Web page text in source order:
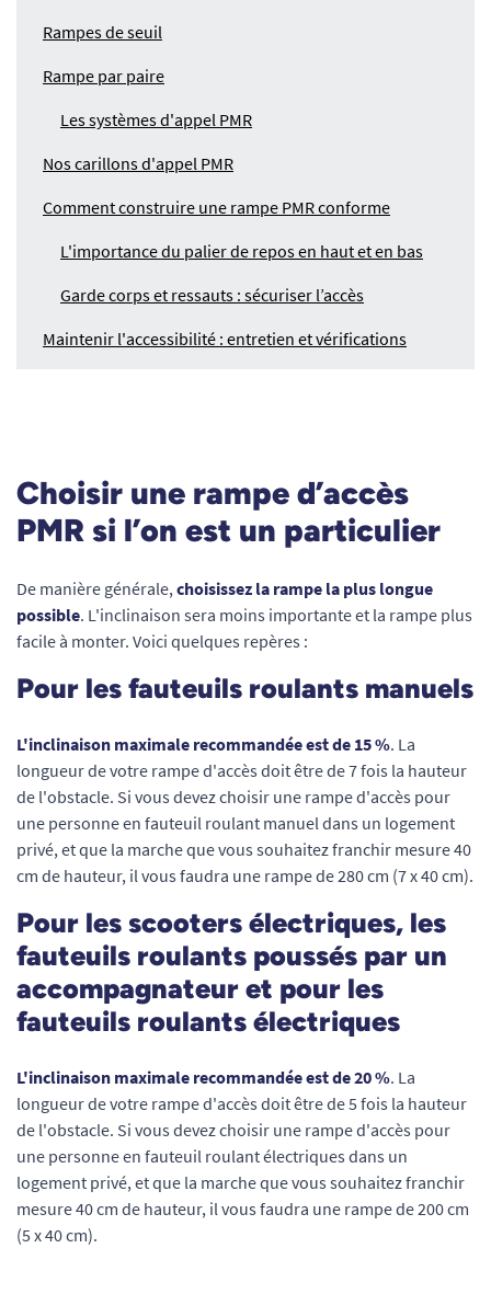
Rampes de seuil
Rampe par paire
Les systèmes d'appel PMR
Nos carillons d'appel PMR
Comment construire une rampe PMR conforme
L'importance du palier de repos en haut et en bas
Garde corps et ressauts : sécuriser l’accès
Maintenir l'accessibilité : entretien et vérifications
Choisir une rampe d’accès
PMR si l’on est un particulier
De manière générale, choisissez la rampe la plus longue
possible. L'inclinaison sera moins importante et la rampe plus
facile à monter. Voici quelques repères :
Pour les fauteuils roulants manuels
L'inclinaison maximale recommandée est de 15 %. La
longueur de votre rampe d'accès doit être de 7 fois la hauteur
de l'obstacle. Si vous devez choisir une rampe d'accès pour
une personne en fauteuil roulant manuel dans un logement
privé, et que la marche que vous souhaitez franchir mesure 40
cm de hauteur, il vous faudra une rampe de 280 cm (7 x 40 cm).
Pour les scooters électriques, les
fauteuils roulants poussés par un
accompagnateur et pour les
fauteuils roulants électriques
L'inclinaison maximale recommandée est de 20 %. La
longueur de votre rampe d'accès doit être de 5 fois la hauteur
de l'obstacle. Si vous devez choisir une rampe d'accès pour
une personne en fauteuil roulant électriques dans un
logement privé, et que la marche que vous souhaitez franchir
mesure 40 cm de hauteur, il vous faudra une rampe de 200 cm
(5 x 40 cm).